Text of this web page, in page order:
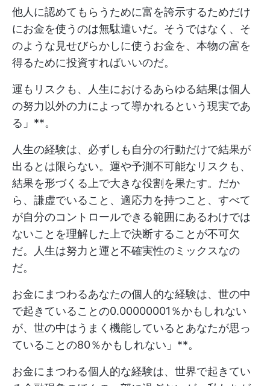
他人に認めてもらうために富を誇示するためだけ
にお金を使うのは無駄遣いだ。そうではなく、そ
のような見せびらかしに使うお金を、本物の富を
得るために投資すればいいのだ。
運もリスクも、人生におけるあらゆる結果は個人
の努力以外の力によって導かれるという現実であ
る」**。
人生の経験は、必ずしも自分の行動だけで結果が
出るとは限らない。運や予測不可能なリスクも、
結果を形づくる上で大きな役割を果たす。だか
ら、謙虚でいること、適応力を持つこと、すべて
が自分のコントロールできる範囲にあるわけでは
ないことを理解した上で決断することが不可欠
だ。人生は努力と運と不確実性のミックスなの
だ。
お金にまつわるあなたの個人的な経験は、世の中
で起きていることの0.00000001％かもしれない
が、世の中はうまく機能しているとあなたが思っ
ていることの80％かもしれない」**。
お金にまつわる個人的な経験は、世界で起きてい